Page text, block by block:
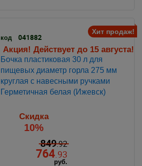
Хит продаж!
код
041882
Акция! Действует до 15 августа!
Бочка пластиковая 30 л для
пищевых диаметр горла 275 мм
круглая с навесными ручками
Герметичная белая (Ижевск)
Скидка
10%
849.92
764.93
руб.